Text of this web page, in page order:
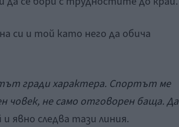
си и той като него да обича
гради характера. Спортът ме
човек, не само отговорен баща. Да
явно следва тази линия.